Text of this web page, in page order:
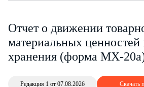
Отчет о движении
материальных ценностей
хранения (форма МХ-
Редакция 1 от 07.08.2026 Скачать